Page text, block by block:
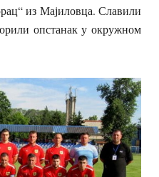
из Мајиловца. Славили
опстанак у окружном